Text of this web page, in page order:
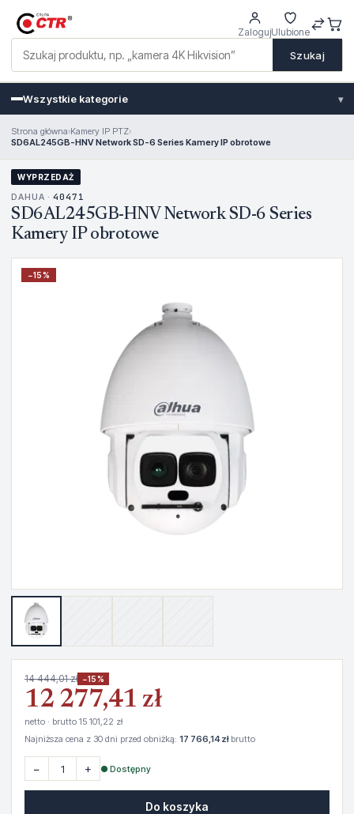
Szukaj
ZalogujUlubione
Wszystkie kategorie ▾
Strona główna›Kamery IP PTZ›
SD6AL245GB-HNV Network SD-6 Series Kamery IP obrotowe
WYPRZEDAŻ
DAHUA · 40471
SD6AL245GB-HNV Network SD-6 Series
Kamery IP obrotowe
−15%
14 444,01 zł −15%
12 277,41 zł
netto · brutto 15 101,22 zł
Najniższa cena z 30 dni przed obniżką: 17 766,14 złbrutto
− + ● Dostępny
Do koszyka